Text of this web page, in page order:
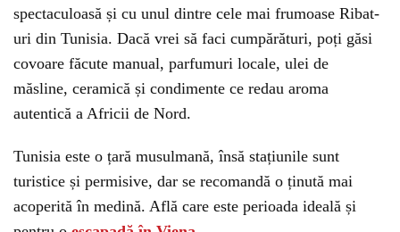
spectaculoasă și cu unul dintre cele mai frumoase Ribat-
uri din Tunisia. Dacă vrei să faci cumpărături, poți găsi
covoare făcute manual, parfumuri locale, ulei de
măsline, ceramică și condimente ce redau aroma
autentică a Africii de Nord.
Tunisia este o țară musulmană, însă stațiunile sunt
turistice și permisive, dar se recomandă o ținută mai
acoperită în medină. Află care este perioada ideală și